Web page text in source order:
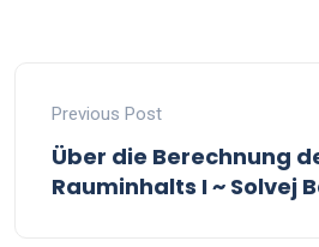
Previous Post
Über die Berechnung
Rauminhalts I ~ Solvej